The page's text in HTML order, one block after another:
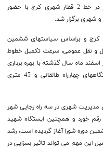
این بار آئین افتتاح ایستگاه رجایی شهر در خط 2 قطار شهری کرج با حضور
و شهری برگزار شد.
و براساس سیاستهای ششمین
و نقل عمومی، سرعت تکمیل خطوط
ماه سال گذشته با بهره برداری
بخشی از خط 2 قطارشهری کرج در ایستگاههای چهارراه طالقانی و 45 متری
مدیریت شهری در سه راه رجایی شهر
کمتر از 200 روز از بهره برداری خط 2 رقم خورد و همچنین ایستگاه شهید
دوره شورا آغاز گردیده است، رشد
که تکمیل این مهم می تواند تاثیر بسزایی در